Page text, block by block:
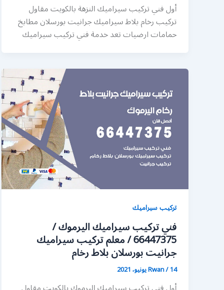
أول فني تركيب سيراميك النزهة بالكويت مقاول
تركيب رخام بلاط سيراميك جرانيت بورسلان مطابخ
حمامات ارضيات تعد خدمة فني تركيب سيراميك
تركيب سيراميك
فني تركيب سيراميك اليرموك /
66447375 / معلم تركيب سيراميك
جرانيت بورسلان بلاط رخام
Rwan/14 يونيو، 2021